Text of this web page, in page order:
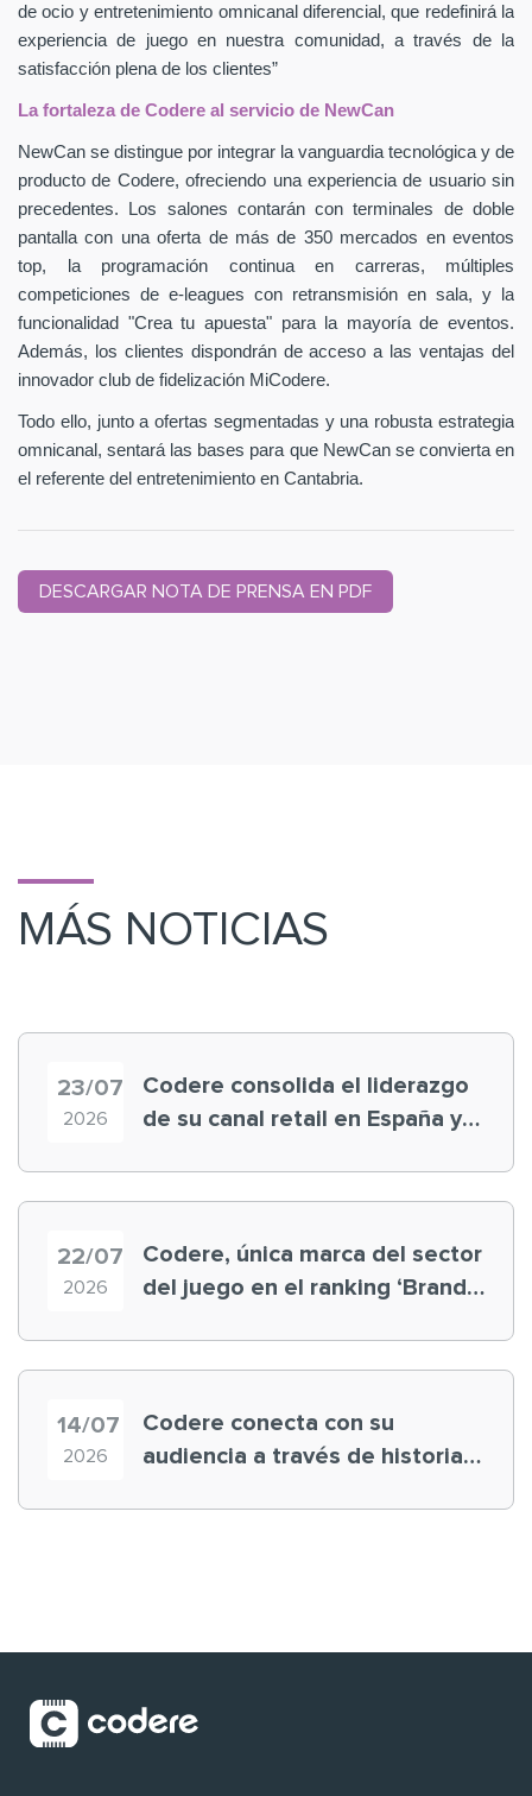
de ocio y entretenimiento omnicanal diferencial, que redefinirá la
experiencia de juego en nuestra comunidad, a través de la
satisfacción plena de los clientes”
La fortaleza de Codere al servicio de NewCan
NewCan se distingue por integrar la vanguardia tecnológica y de
producto de Codere, ofreciendo una experiencia de usuario sin
precedentes. Los salones contarán con terminales de doble
pantalla con una oferta de más de 350 mercados en eventos
top, la programación continua en carreras, múltiples
competiciones de e-leagues con retransmisión en sala, y la
funcionalidad "Crea tu apuesta" para la mayoría de eventos.
Además, los clientes dispondrán de acceso a las ventajas del
innovador club de fidelización MiCodere.
Todo ello, junto a ofertas segmentadas y una robusta estrategia
omnicanal, sentará las bases para que NewCan se convierta en
el referente del entretenimiento en Cantabria.
DESCARGAR NOTA DE PRENSA EN PDF
MÁS NOTICIAS
23/07
2026
Codere consolida el liderazgo
de su canal retail en España y
22/07
2026
Codere, única marca del sector
del juego en el ranking ‘Brand
14/07
2026
Codere conecta con su
audiencia a través de historias